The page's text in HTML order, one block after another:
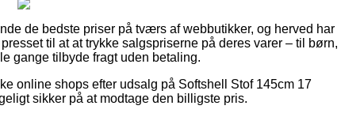
de bedste priser på tværs af webbutikker, og herved har
til at at trykke salgspriserne på deres varer – til børn,
gange tilbyde fragt uden betaling.
online shops efter udsalg på Softshell Stof 145cm 17
sikker på at modtage den billigste pris.